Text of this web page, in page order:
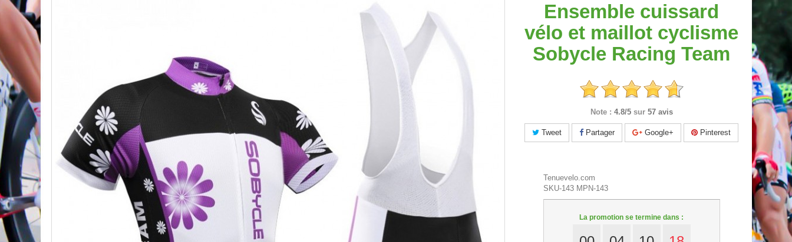
Ensemble cuissard
vélo et maillot cyclisme
Sobycle Racing Team
Note : 4.8/5 sur 57 avis
Tweet Partager Google+ Pinterest
Tenuevelo.com
SKU-143 MPN-143
La promotion se termine dans :